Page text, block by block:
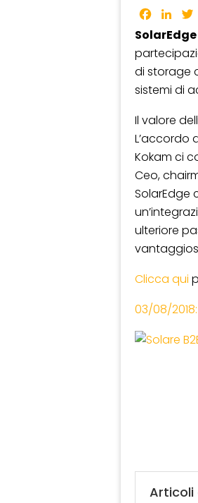
di storage
sistemi di
Il valore
L’accordo
Kokam ci
Ceo,
SolarEdge
ulteriore
Clicca qui
03/08/
Articoli